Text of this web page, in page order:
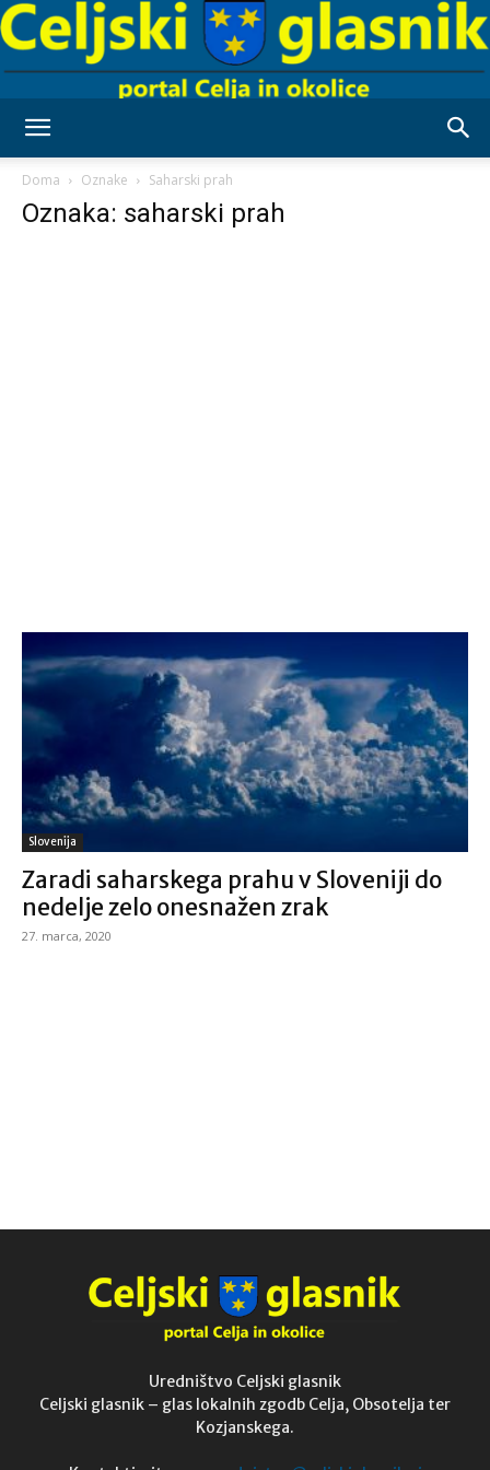
Doma Oznake Saharski prah
Oznaka: saharski prah
Slovenija
Zaradi saharskega prahu v Sloveniji do
nedelje zelo onesnažen zrak
27. marca, 2020
Uredništvo Celjski glasnik
Celjski glasnik – glas lokalnih zgodb Celja, Obsotelja ter
Kozjanskega.